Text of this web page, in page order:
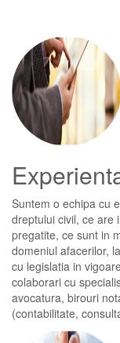
Suntem o echipa cu
dreptului civil, ce are
pregatite, ce sunt in
domeniul afacerilor,
cu legislatia in
colaborari cu
avocatura, birouri
(contabilitate,